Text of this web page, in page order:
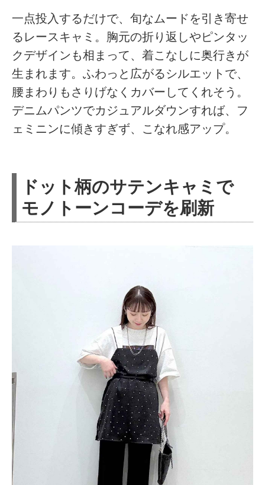
一点投入するだけで、旬なムードを引き寄せ
るレースキャミ。胸元の折り返しやピンタッ
クデザインも相まって、着こなしに奥行きが
生まれます。ふわっと広がるシルエットで、
腰まわりもさりげなくカバーしてくれそう。
デニムパンツでカジュアルダウンすれば、フ
ェミニンに傾きすぎず、こなれ感アップ。
ドット柄のサテンキャミで
モノトーンコーデを刷新